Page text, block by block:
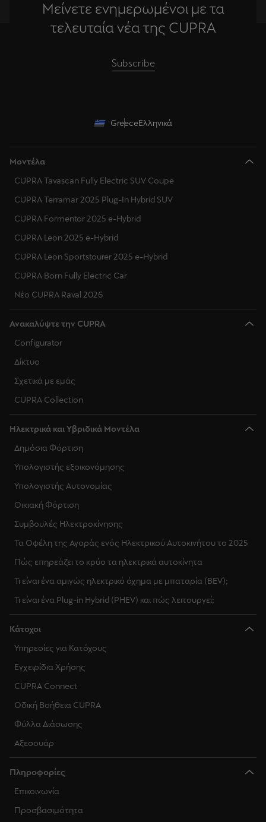
Μείνετε ενημερωμένοι με τα
τελευταία νέα της CUPRA
Subscribe
GreeceΕλληνικά
Μοντέλα
CUPRA Tavascan Fully Electric SUV Coupe
CUPRA Terramar 2025 Plug-In Hybrid SUV
CUPRA Formentor 2025 e-Hybrid
CUPRA Leon 2025 e-Hybrid
CUPRA Leon Sportstourer 2025 e-Hybrid
CUPRA Born Fully Electric Car
Νέο CUPRA Raval 2026
Ανακαλύψτε την CUPRA
Configurator
Δίκτυο
Σχετικά με εμάς
CUPRA Collection
Ηλεκτρικά και Υβριδικά Μοντέλα
Δημόσια Φόρτιση
Υπολογιστής εξοικονόμησης
Υπολογιστής Αυτονομίας
Οικιακή Φόρτιση
Συμβουλές Ηλεκτροκίνησης
Τα Οφέλη της Αγοράς ενός Ηλεκτρικού Αυτοκινήτου το 2025
Πώς επηρεάζει το κρύο τα ηλεκτρικά αυτοκίνητα
Τι είναι ένα αμιγώς ηλεκτρικό όχημα με μπαταρία (BEV);
Τι είναι ένα Plug-in Hybrid (PHEV) και πώς λειτουργεί;
Κάτοχοι
Υπηρεσίες για Κατόχους
Εγχειρίδια Χρήσης
CUPRA Connect
Οδική Βοήθεια CUPRA
Φύλλα Διάσωσης
Αξεσουάρ
Πληροφορίες
Επικοινωνία
Προσβασιμότητα